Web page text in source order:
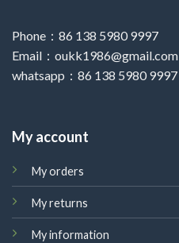
Phone：86 138 5980 9997
Email：oukk1986@gmail.com
whatsapp：86 138 5980 9997
My account
My orders
My returns
My information